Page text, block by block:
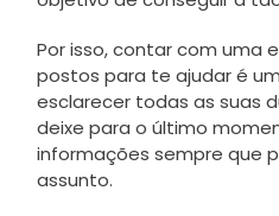
Por isso, contar com uma
postos para te ajudar é
esclarecer todas as suas
deixe para o último
informações sempre que
assunto.